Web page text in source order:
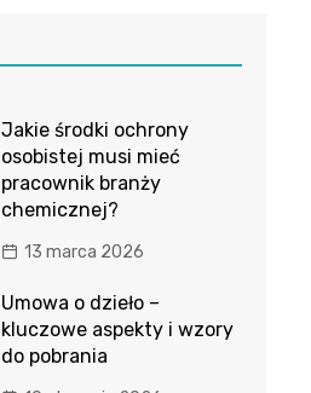
Jakie środki ochrony
osobistej musi mieć
pracownik branży
chemicznej?
13 marca 2026
Umowa o dzieło –
kluczowe aspekty i wzory
do pobrania